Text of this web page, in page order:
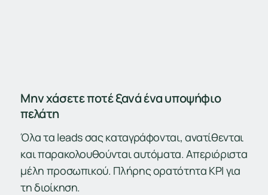
Μην χάσετε ποτέ ξανά ένα υποψήφιο
πελάτη
Όλα τα leads σας καταγράφονται, ανατίθενται
και παρακολουθούνται αυτόματα. Απεριόριστα
μέλη προσωπικού. Πλήρης ορατότητα KPI για
τη διοίκηση.